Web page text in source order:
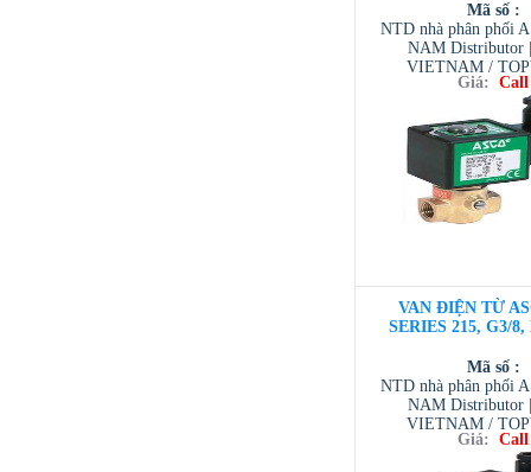
Mã số :
NTD nhà phân phối
NAM Distributor
VIETNAM /
VIETNAM /
/ TESCOM
Giá: Call
VAN ĐIỆN TỪ
SERIES 215, G3/8,
Mã số :
NTD nhà phân phối
NAM Distributor
VIETNAM /
VIETNAM /
/ TESCOM
Giá: Call